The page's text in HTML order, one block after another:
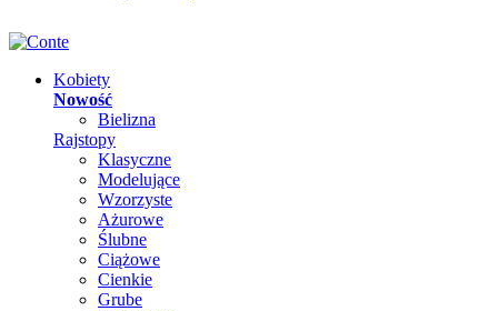
Kobiety
Nowość
Bielizna
Rajstopy
Klasyczne
Modelujące
Wzorzyste
Ażurowe
Ślubne
Ciążowe
Cienkie
Grube